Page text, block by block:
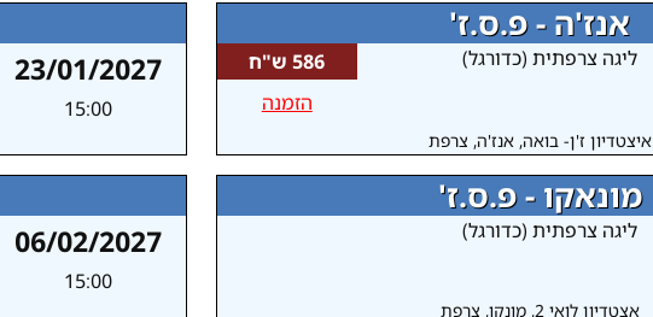
אנז'ה - פ.ס.ז'
ליגה צרפתית (כדורגל)
586 ש"ח
הזמנה
איצטדיון ז'ן- בואה, אנז'ה, צרפת
23/01/2027
15:00
מונאקו - פ.ס.ז'
ליגה צרפתית (כדורגל)
אצטדיון לואי 2, מונקו, צרפת
06/02/2027
15:00